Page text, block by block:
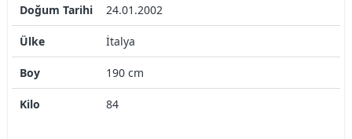
Doğum Tarihi 24.01.2002
Ülke İtalya
Boy 190 cm
Kilo 84